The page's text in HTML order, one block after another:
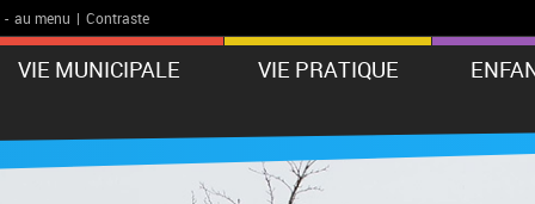
- au menu | Contraste
VIE MUNICIPALE VIE PRATIQUE